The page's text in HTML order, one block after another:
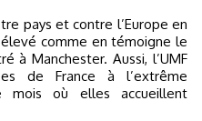
pays et contre l’Europe en
comme en témoigne le
à Manchester. Aussi, l’UMF
de France à l’extrême
mois où elles accueillent